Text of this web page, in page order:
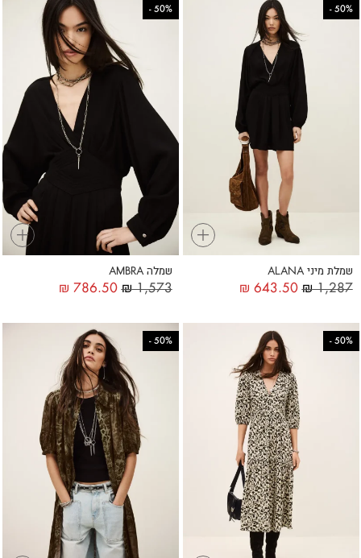
+
50%
-
שמלת מיני ALANA
₪1,287
₪ 643.50
+
50%
-
שמלה AMBRA
₪1,573
₪ 786.50
50%
-
50%
-